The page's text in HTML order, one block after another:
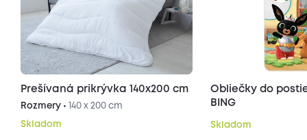
Prešívaná prikrývka 140x200 cm
Rozmery • 140 x 200 cm
Skladom
Obliečky do
BING
Skladom